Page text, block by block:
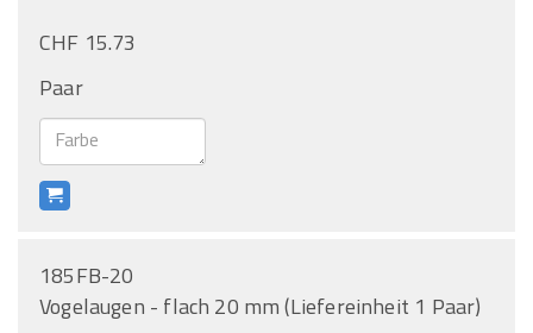
CHF 15.73
Paar
185FB-20
Vogelaugen - flach 20 mm (Liefereinheit 1 Paar)